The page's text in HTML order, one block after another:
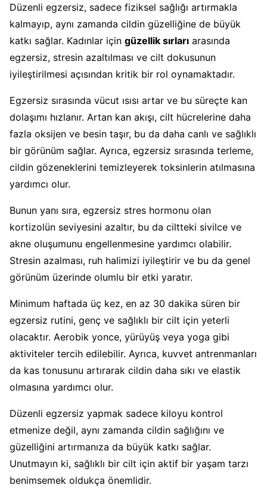
Düzenli egzersiz, sadece fiziksel sağlığı artırmakla
kalmayıp, aynı zamanda cildin güzelliğine de büyük
katkı sağlar. Kadınlar için güzellik sırları arasında
egzersiz, stresin azaltılması ve cilt dokusunun
iyileştirilmesi açısından kritik bir rol oynamaktadır.
Egzersiz sırasında vücut ısısı artar ve bu süreçte kan
dolaşımı hızlanır. Artan kan akışı, cilt hücrelerine daha
fazla oksijen ve besin taşır, bu da daha canlı ve sağlıklı
bir görünüm sağlar. Ayrıca, egzersiz sırasında terleme,
cildin gözeneklerini temizleyerek toksinlerin atılmasına
yardımcı olur.
Bunun yanı sıra, egzersiz stres hormonu olan
kortizolün seviyesini azaltır, bu da ciltteki sivilce ve
akne oluşumunu engellenmesine yardımcı olabilir.
Stresin azalması, ruh halimizi iyileştirir ve bu da genel
görünüm üzerinde olumlu bir etki yaratır.
Minimum haftada üç kez, en az 30 dakika süren bir
egzersiz rutini, genç ve sağlıklı bir cilt için yeterli
olacaktır. Aerobik yonce, yürüyüş veya yoga gibi
aktiviteler tercih edilebilir. Ayrıca, kuvvet antrenmanları
da kas tonusunu artırarak cildin daha sıkı ve elastik
olmasına yardımcı olur.
Düzenli egzersiz yapmak sadece kiloyu kontrol
etmenize değil, aynı zamanda cildin sağlığını ve
güzelliğini artırmanıza da büyük katkı sağlar.
Unutmayın ki, sağlıklı bir cilt için aktif bir yaşam tarzı
benimsemek oldukça önemlidir.